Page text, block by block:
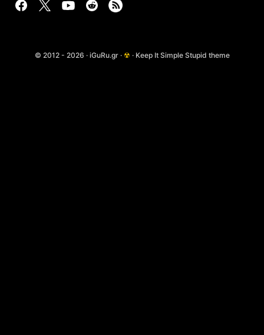
© 2012 - 2026 · iGuRu.gr · ☢ · Keep It Simple Stupid theme